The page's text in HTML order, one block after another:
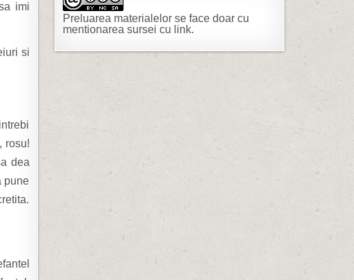
imi
si
rosu!
dea
pune
Preluarea materialelor se face doar cu
mentionarea sursei cu link.